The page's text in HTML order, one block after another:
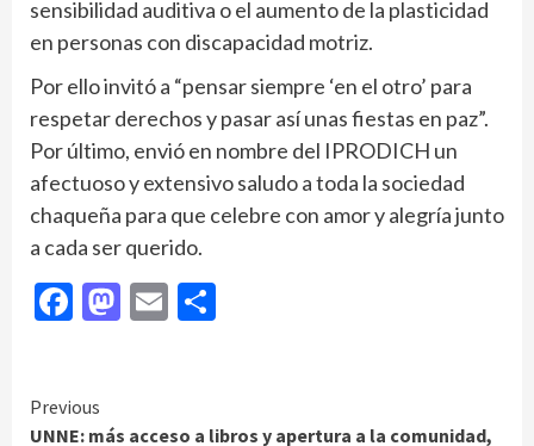
sensibilidad auditiva o el aumento de la plasticidad
en personas con discapacidad motriz.
Por ello invitó a “pensar siempre ‘en el otro’ para
respetar derechos y pasar así unas fiestas en paz”.
Por último, envió en nombre del IPRODICH un
afectuoso y extensivo saludo a toda la sociedad
chaqueña para que celebre con amor y alegría junto
a cada ser querido.
Facebook
Mastodon
Email
Continue
Previous
UNNE: más acceso a libros y apertura a la comunidad,